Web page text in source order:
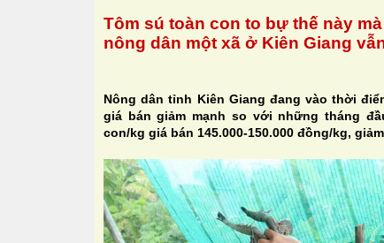
Tôm sú toàn con to bự thế này
nông dân một xã ở Kiên Giang
Nông dân tỉnh Kiên Giang đang vào thời
giá bán giảm mạnh so với những tháng
con/kg giá bán 145.000-150.000 đồng/kg,